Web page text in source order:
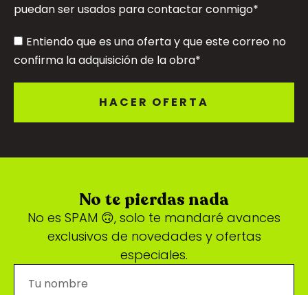
puedan ser usados para contactar conmigo*
Entiendo que es una oferta y que este correo no
confirma la adquisición de la obra*
HACER OFERTA
No te pierdas nada
No es SPAM 🙃, solo te mandaré avances
exclusivos de novedades y ofertas
especiales.